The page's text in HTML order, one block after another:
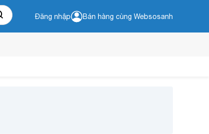
Đăng nhập Bán hàng cùng Websosanh